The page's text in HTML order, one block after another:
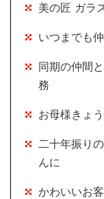
美の匠 ガラ
いつまでも
同期の仲間
務
お母様きょ
二十年振り
んに
かわいいお